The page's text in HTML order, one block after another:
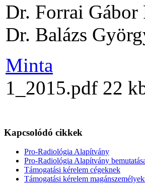
Dr. Forrai
Dr. Balázs
Minta
1_2015.pdf 22
Kapcsolódó cikkek
Pro-Radiológia Alapítvány
Pro-Radiológia Alapítvány
Támogatási kérelem cégeknek
Támogatási kérelem